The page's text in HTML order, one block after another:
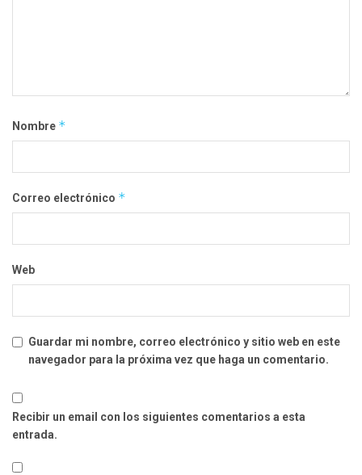
Nombre *
Correo electrónico *
Web
Guardar mi nombre, correo electrónico y sitio web en este
navegador para la próxima vez que haga un comentario.
Recibir un email con los siguientes comentarios a esta
entrada.